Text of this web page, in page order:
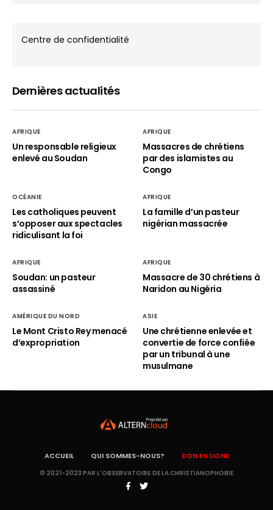
Centre de confidentialité
Dernières actualités
AFRIQUE
Un responsable religieux
enlevé au Soudan
AFRIQUE
Massacres de chrétiens
par des islamistes au
Congo
OCÉANIE
Les catholiques peuvent
s’opposer aux spectacles
ridiculisant la foi
AFRIQUE
La famille d’un pasteur
nigérian massacrée
AFRIQUE
Soudan: un pasteur
assassiné
AFRIQUE
Massacre de 30 chrétiens à
Naridon au Nigéria
AMÉRIQUE DU NORD
Le Mont Cristo Rey menacé
d’expropriation
ASIE
Une chrétienne enlevée et
convertie de force confiée
par un tribunal à une
musulmane
ACCUEIL QUI SOMMES-NOUS? DON EN LIGNE
© 2021-2023 PAR L'OBSERVATOIRE DE LA CHRISTIANOPHOBIE